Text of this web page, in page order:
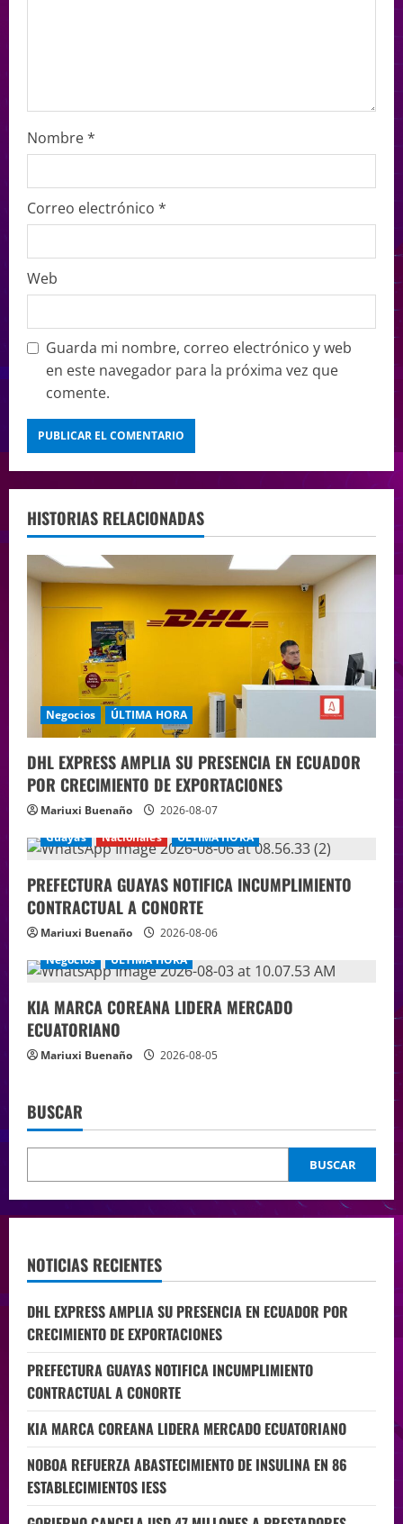
Nombre*
Correo electrónico *
Web
Guarda mi nombre, correo electrónico y web
en este navegador para la próxima vez que
comente.
HISTORIAS RELACIONADAS
Negocios ÚLTIMA HORA
DHL EXPRESS AMPLIA SU PRESENCIA EN ECUADOR
POR CRECIMIENTO DE EXPORTACIONES
Mariuxi Buenaño
2026-08-07
Guayas
Nacionales ÚLTIMA HORA
PREFECTURA GUAYAS NOTIFICA INCUMPLIMIENTO
CONTRACTUAL A CONORTE
Mariuxi Buenaño
2026-08-06
Negocios
ÚLTIMA HORA
KIA MARCA COREANA LIDERA MERCADO
ECUATORIANO
Mariuxi Buenaño 2026-08-05
BUSCAR
BUSCAR
NOTICIAS RECIENTES
DHL EXPRESS AMPLIA SU PRESENCIA EN ECUADOR POR
CRECIMIENTO DE EXPORTACIONES
PREFECTURA GUAYAS NOTIFICA INCUMPLIMIENTO
CONTRACTUAL A CONORTE
KIA MARCA COREANA LIDERA MERCADO ECUATORIANO
NOBOA REFUERZA ABASTECIMIENTO DE INSULINA EN 86
ESTABLECIMIENTOS IESS